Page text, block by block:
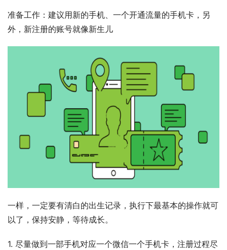
准备工作：建议用新的手机、一个开通流量的手机卡，另
外，新注册的账号就像新生儿
一样，一定要有清白的出生记录，执行下最基本的操作就可
以了，保持安静，等待成长。
1. 尽量做到一部手机对应一个微信一个手机卡，注册过程尽